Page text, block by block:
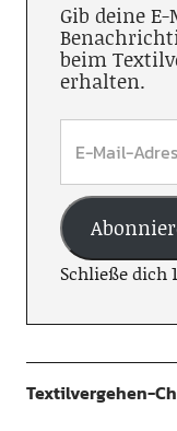
Gib deine
beim
erhalten.
Schließe dich
Textilvergehen-